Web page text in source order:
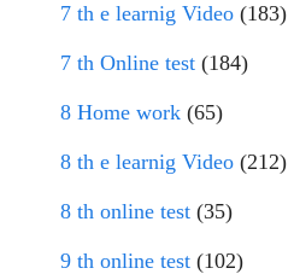
7 th e learnig Video (183)
7 th Online test (184)
8 Home work (65)
8 th e learnig Video (212)
8 th online test (35)
9 th online test (102)